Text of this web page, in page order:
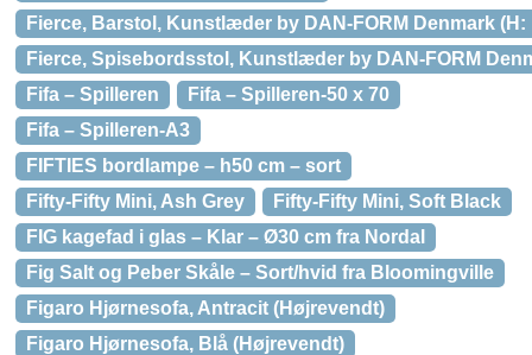
Fierce, Barstol, Kunstlæder by DAN-FORM Denmark (H:
Fierce, Spisebordsstol, Kunstlæder by DAN-FORM
Fifa – Spilleren
Fifa – Spilleren-50 x 70
Fifa – Spilleren-A3
FIFTIES bordlampe – h50 cm – sort
Fifty-Fifty Mini, Ash Grey
Fifty-Fifty Mini, Soft Black
FIG kagefad i glas – Klar – Ø30 cm fra Nordal
Fig Salt og Peber Skåle – Sort/hvid fra Bloomingville
Figaro Hjørnesofa, Antracit (Højrevendt)
Figaro Hjørnesofa, Blå (Højrevendt)